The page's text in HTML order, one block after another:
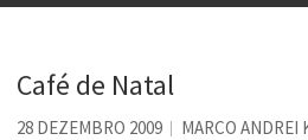
Esse tal de Rock Gaúcho
Os causos de Jorge Luis Borges
Café de Natal
28 DEZEMBRO 2009 MARCO ANDREI